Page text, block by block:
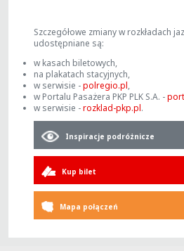
Szczegółowe zmiany w rozkładach
udostępniane są:
w kasach biletowych,
na plakatach stacyjnych,
w serwisie -polregio.pl,
w Portalu Pasażera PKP PLK S.A. -
w serwisie -rozklad-pkp.pl.
Inspiracje podróżnicze
Kup bilet
Mapa połączeń